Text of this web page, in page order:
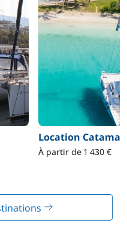
Location
À partir de 1 430 €